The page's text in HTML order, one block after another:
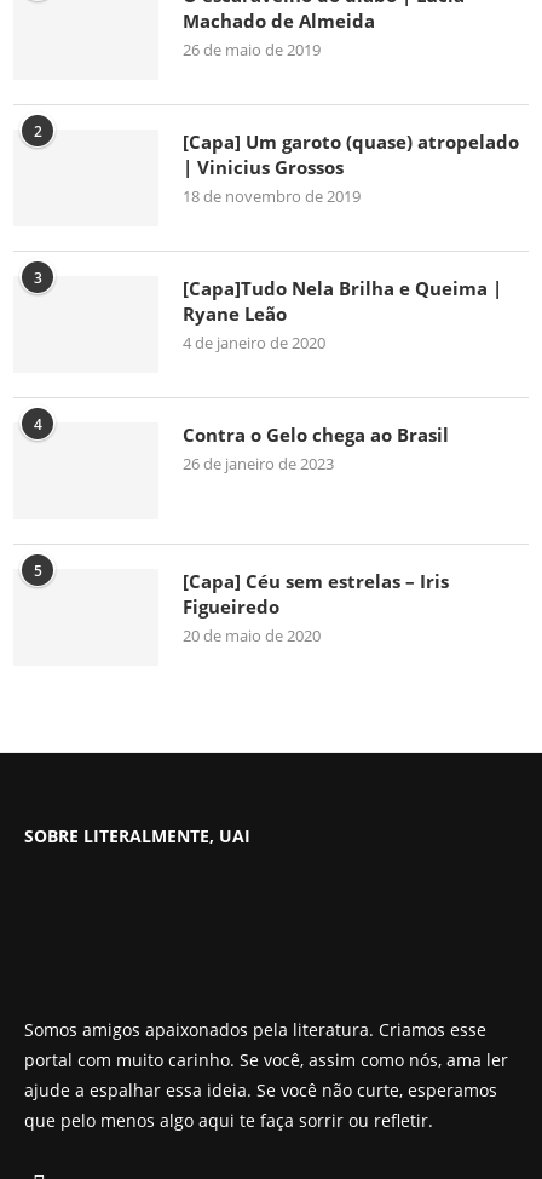
Machado de Almeida
26 de maio de 2019
2
[Capa] Um garoto (quase) atropelado
| Vinicius Grossos
18 de novembro de 2019
3
[Capa]Tudo Nela Brilha e Queima |
Ryane Leão
4 de janeiro de 2020
4 Contra o Gelo chega ao Brasil
26 de janeiro de 2023
5
[Capa] Céu sem estrelas – Iris
Figueiredo
20 de maio de 2020
SOBRE LITERALMENTE, UAI
Somos amigos apaixonados pela literatura. Criamos esse
portal com muito carinho. Se você, assim como nós, ama ler
ajude a espalhar essa ideia. Se você não curte, esperamos
que pelo menos algo aqui te faça sorrir ou refletir.